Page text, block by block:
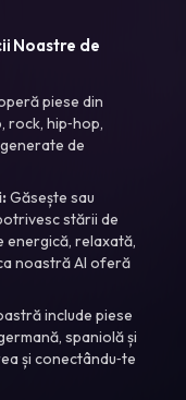
Noastre de
piese din
rock, hip‑hop,
de
Găsește sau
stării de
energică, relaxată,
noastră AI oferă
include piese
spaniolă și
și conectându‑te